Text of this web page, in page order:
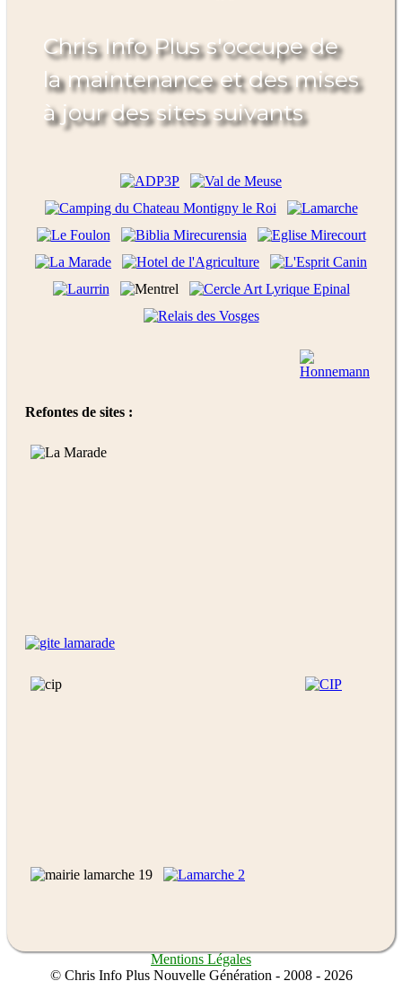
Chris Info Plus s'occupe de
la maintenance et des mises
à jour des sites suivants
Refontes de sites :
Mentions Légales
© Chris Info Plus Nouvelle Génération - 2008 - 2026